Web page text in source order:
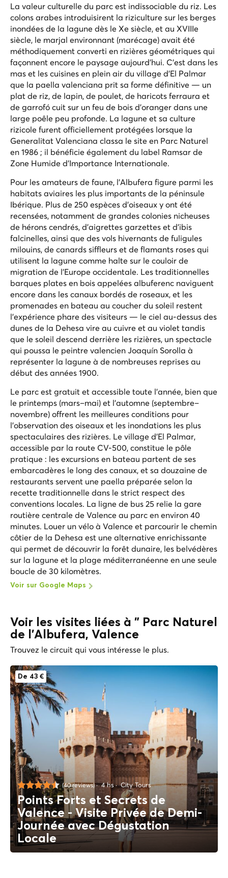
La valeur culturelle du parc est indissociable du riz. Les
colons arabes introduisirent la riziculture sur les berges
inondées de la lagune dès le Xe siècle, et au XVIIIe
siècle, le marjal environnant (marécage) avait été
méthodiquement converti en rizières géométriques qui
façonnent encore le paysage aujourd'hui. C'est dans les
mas et les cuisines en plein air du village d'El Palmar
que la paella valenciana prit sa forme définitive — un
plat de riz, de lapin, de poulet, de haricots ferraura et
de garrofó cuit sur un feu de bois d'oranger dans une
large poêle peu profonde. La lagune et sa culture
rizicole furent officiellement protégées lorsque la
Generalitat Valenciana classa le site en Parc Naturel
en 1986 ; il bénéficie également du label Ramsar de
Zone Humide d'Importance Internationale.
Pour les amateurs de faune, l'Albufera figure parmi les
habitats aviaires les plus importants de la péninsule
Ibérique. Plus de 250 espèces d'oiseaux y ont été
recensées, notamment de grandes colonies nicheuses
de hérons cendrés, d'aigrettes garzettes et d'ibis
falcinelles, ainsi que des vols hivernants de fuligules
milouins, de canards siffleurs et de flamants roses qui
utilisent la lagune comme halte sur le couloir de
migration de l'Europe occidentale. Les traditionnelles
barques plates en bois appelées albuferenc naviguent
encore dans les canaux bordés de roseaux, et les
promenades en bateau au coucher du soleil restent
l'expérience phare des visiteurs — le ciel au-dessus des
dunes de la Dehesa vire au cuivre et au violet tandis
que le soleil descend derrière les rizières, un spectacle
qui poussa le peintre valencien Joaquín Sorolla à
représenter la lagune à de nombreuses reprises au
début des années 1900.
Le parc est gratuit et accessible toute l'année, bien que
le printemps (mars–mai) et l'automne (septembre–
novembre) offrent les meilleures conditions pour
l'observation des oiseaux et les inondations les plus
spectaculaires des rizières. Le village d'El Palmar,
accessible par la route CV-500, constitue le pôle
pratique : les excursions en bateau partent de ses
embarcadères le long des canaux, et sa douzaine de
restaurants servent une paella préparée selon la
recette traditionnelle dans le strict respect des
conventions locales. La ligne de bus 25 relie la gare
routière centrale de Valence au parc en environ 40
minutes. Louer un vélo à Valence et parcourir le chemin
côtier de la Dehesa est une alternative enrichissante
qui permet de découvrir la forêt dunaire, les belvédères
sur la lagune et la plage méditerranéenne en une seule
boucle de 30 kilomètres.
Voir sur Google Maps
Voir les visites liées à " Parc Naturel
de l'Albufera, Valence
Trouvez le circuit qui vous intéresse le plus.
De 43 €
(40 reviews) 4 hs City Tours
Points Forts et Secrets de
Valence - Visite Privée de Demi-
Journée avec Dégustation
Locale